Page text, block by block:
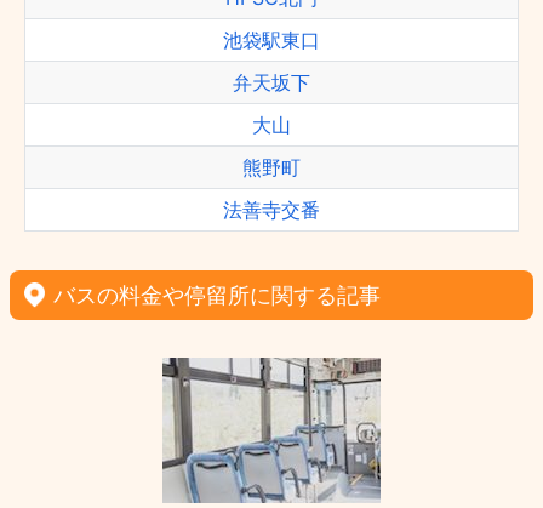
池袋駅東口
弁天坂下
大山
熊野町
法善寺交番
バスの料金や停留所に関する記事